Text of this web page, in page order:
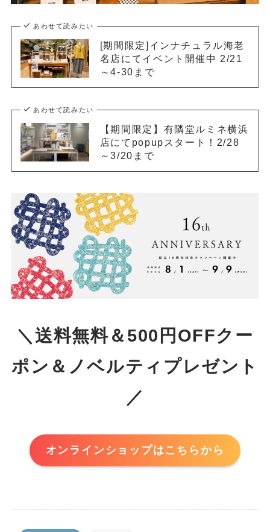
あわせて読みたい
[期間限定]インナチュラル海老
名店にてイベント開催中 2/21
～4-30まで
あわせて読みたい
【期間限定】有隣堂ルミネ横浜
店にてpopupスタート！2/28
～3/20まで
＼送料無料＆500円OFFクー
ポン＆ノベルティプレゼント
／
オンラインショップはこちらから